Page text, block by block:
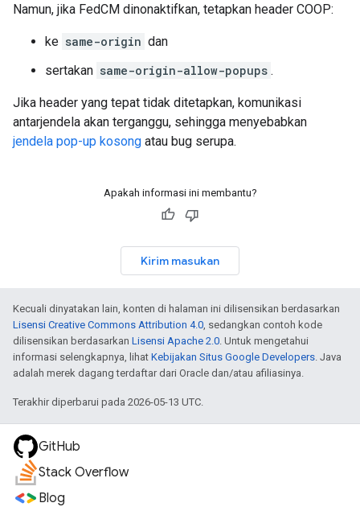
Namun, jika FedCM dinonaktifkan, tetapkan header COOP:
ke same-origin dan
sertakan same-origin-allow-popups .
Jika header yang tepat tidak ditetapkan, komunikasi
antarjendela akan terganggu, sehingga menyebabkan
jendela pop-up kosong atau bug serupa.
Apakah informasi ini membantu?
Kirim masukan
Kecuali dinyatakan lain, konten di halaman ini dilisensikan berdasarkan
Lisensi Creative Commons Attribution 4.0 , sedangkan contoh kode
dilisensikan berdasarkan Lisensi Apache 2.0 . Untuk mengetahui
informasi selengkapnya, lihat Kebijakan Situs Google Developers . Java
adalah merek dagang terdaftar dari Oracle dan/atau afiliasinya.
Terakhir diperbarui pada 2026-05-13 UTC.
GitHub
Stack Overflow
Blog